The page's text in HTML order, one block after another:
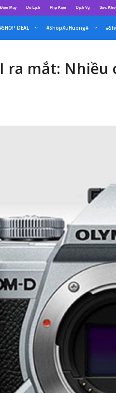
Điện Máy Du Lịch Phụ Kiện Dịch Vụ Sức
DEAL #ShopXuHuong#
ra mắt: